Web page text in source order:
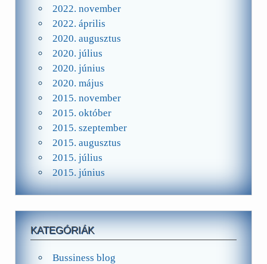
2022. november
2022. április
2020. augusztus
2020. július
2020. június
2020. május
2015. november
2015. október
2015. szeptember
2015. augusztus
2015. július
2015. június
KATEGÓRIÁK
Bussiness blog